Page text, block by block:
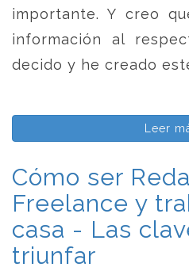
importante. Y creo
información al
decido y he creado
Leer
Cómo ser
Freelance y
casa - Las
triunfar